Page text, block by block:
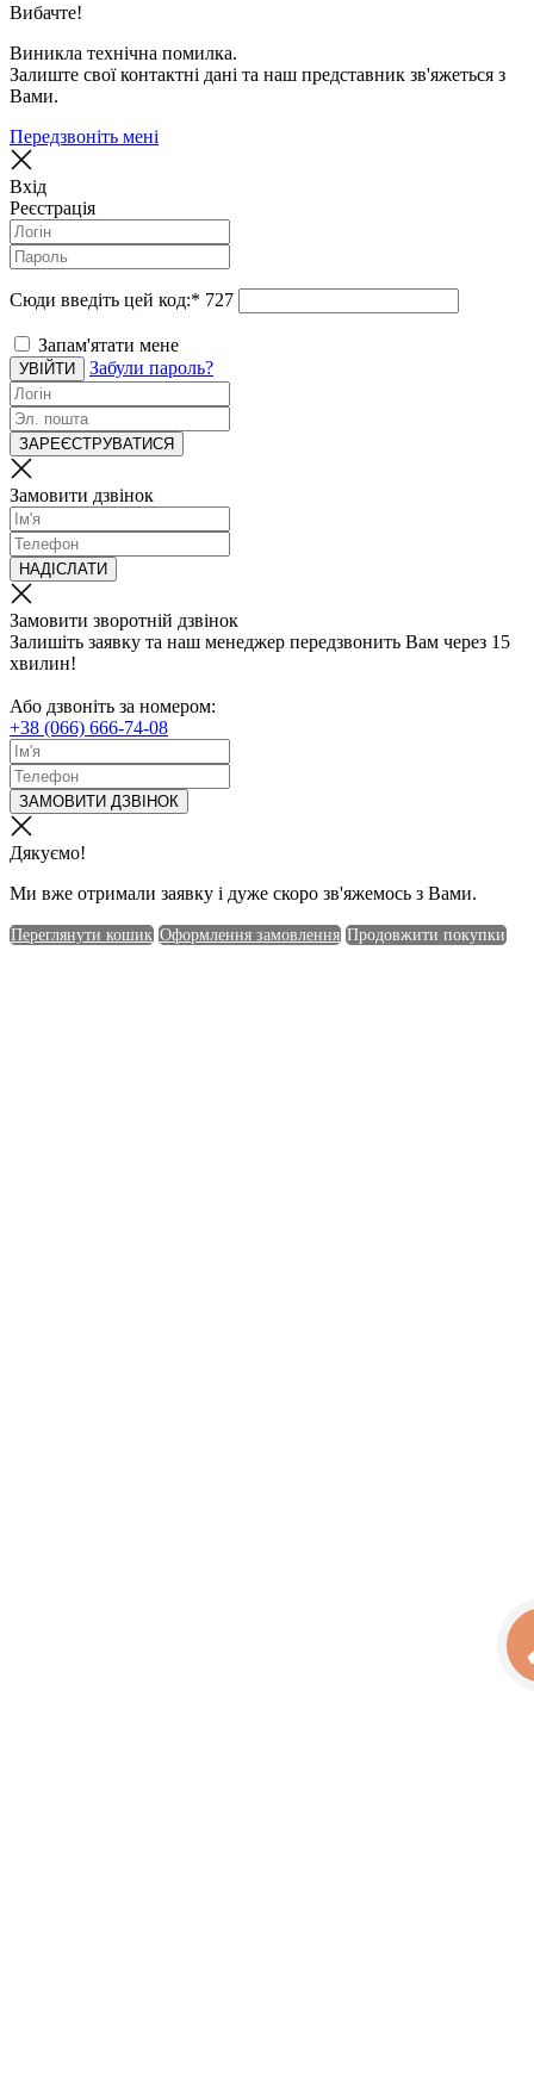
Вибачте!
Виникла технічна помилка.
Залиште свої контактні дані та наш представник зв'яжеться з
Вами.
Передзвоніть мені
Вхід
Реєстрація
Сюди введіть цей код:* 727
Запам'ятати мене
УВІЙТИ Забули пароль?
ЗАРЕЄСТРУВАТИСЯ
Замовити дзвінок
НАДІСЛАТИ
Замовити зворотній дзвінок
Залишіть заявку та наш менеджер передзвонить Вам через 15
хвилин!
Або дзвоніть за номером:
+38 (066) 666-74-08
ЗАМОВИТИ ДЗВІНОК
Дякуємо!
Ми вже отримали заявку і дуже скоро зв'яжемось з Вами.
Переглянути кошик Оформлення замовлення Продовжити покупки